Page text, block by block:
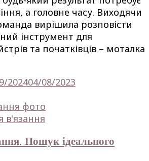
а головне часу. Виходячи
вирішила розповісти
інструмент для
та початківців – моталка
202404/08/2023
в'язання
Пошук ідеального